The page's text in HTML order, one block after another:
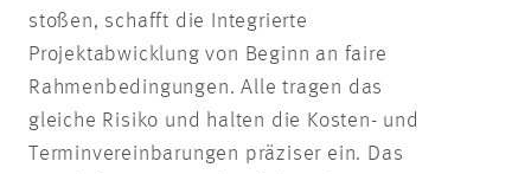
stoßen, schafft die Integrierte
Projektabwicklung von Beginn an faire
Rahmenbedingungen. Alle tragen das
gleiche Risiko und halten die Kosten- und
Terminvereinbarungen präziser ein. Das